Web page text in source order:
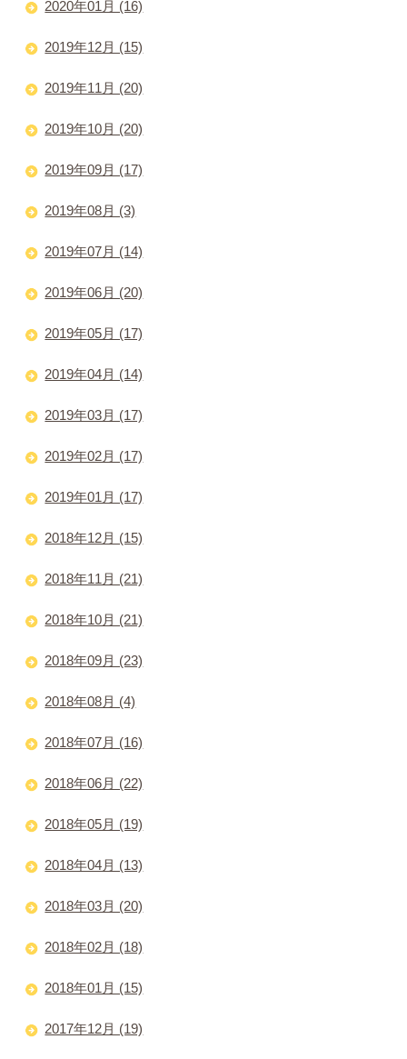
2020年01月 (16)
2019年12月 (15)
2019年11月 (20)
2019年10月 (20)
2019年09月 (17)
2019年08月 (3)
2019年07月 (14)
2019年06月 (20)
2019年05月 (17)
2019年04月 (14)
2019年03月 (17)
2019年02月 (17)
2019年01月 (17)
2018年12月 (15)
2018年11月 (21)
2018年10月 (21)
2018年09月 (23)
2018年08月 (4)
2018年07月 (16)
2018年06月 (22)
2018年05月 (19)
2018年04月 (13)
2018年03月 (20)
2018年02月 (18)
2018年01月 (15)
2017年12月 (19)